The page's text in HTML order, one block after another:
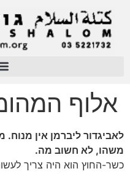
אלוף
לאביגדור ליברמן אין
משהו, לא חשוב מה.
כשר-החוץ הוא היה צריך